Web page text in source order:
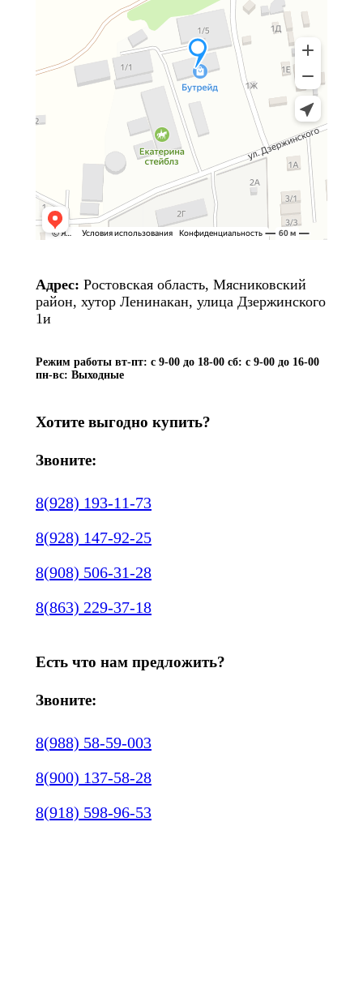
Адрес: Ростовская область, Мясниковский
район, хутор Ленинакан, улица Дзержинского
1и
Режим работы вт-пт: с 9-00 до 18-00 сб: с 9-00 до 16-00
пн-вс: Выходные
Хотите выгодно купить?
Звоните:
8(928) 193-11-73
8(928) 147-92-25
8(908) 506-31-28
8(863) 229-37-18
Есть что нам предложить?
Звоните:
8(988) 58-59-003
8(900) 137-58-28
8(918) 598-96-53